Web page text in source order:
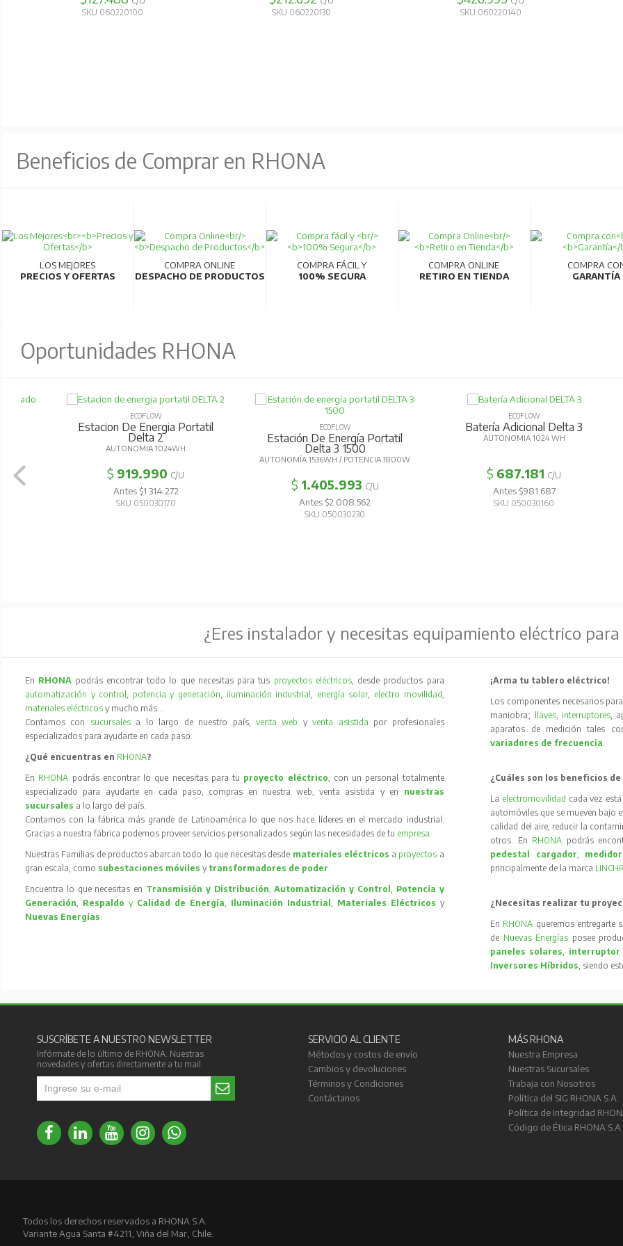
SKU 060220100
SKU 060220130
SKU 060220140
Beneficios de Comprar en RHONA
LOS MEJORES
PRECIOS Y OFERTAS
COMPRA ONLINE
DESPACHO DE PRODUCTOS
COMPRA FÁCIL Y
100% SEGURA
COMPRA ONLINE
RETIRO EN TIENDA
COMPRA
GARANTÍA
Oportunidades RHONA
Estacion De Energia Portatil
Delta 2
AUTONOMIA 1024WH
919.990 C/U
Antes $1.314.272
SKU 050030170
Estación De Energía Portatil
Delta 3 1500
AUTONOMÍA 1536WH / POTENCIA 1800W
1.405.993 C/U
Antes $2.008.562
SKU 050030230
Batería Adicional Delta 3
AUTONOMIA 1024 WH
687.181 C/U
Antes $981.687
SKU 050030160
¿Eres instalador y necesitas equipamiento eléctrico
En RHONA podrás encontrar todo lo que necesitas para tus proyectos eléctricos, desde productos para
automatización y control, potencia y generación, iluminación industrial, energía solar, electro movilidad,
materiales eléctricos y mucho más…
Contamos con sucursales a lo largo de nuestro país, venta web yventa asistida por profesionales
especializados para ayudarte en cada paso.
¿Qué encuentras en RHONA?
En RHONA podrás encontrar lo que necesitas para tu proyecto eléctrico, con un personal totalmente
especializado para ayudarte en cada paso, compras en nuestra web, venta asistida y en nuestras
sucursales a lo largo del país.
Contamos con la fábrica más grande de Latinoamérica lo que nos hace líderes en el mercado industrial.
Gracias a nuestra fábrica podemos proveer servicios personalizados según las necesidades de tu empresa.
Nuestras Familias de productos abarcan todo lo que necesitas desde materiales eléctricos a proyectos a
gran escala, como subestaciones móvilesy transformadores de poder.
Encuentra lo que necesitas en Transmisión y Distribución,Automatización y Control, Potencia y
Generación, Respaldo y Calidad de Energía, Iluminación Industrial , Materiales Eléctricos y
Nuevas Energías.
¡Arma tu tablero eléctrico!
Los componentes necesarios
maniobra;
llaves, interruptores,
aparatos de medición tales
variadores de frecuencia.
¿Cuáles son los beneficios
La electromovilidad cada vez
automóviles que se mueven bajo
calidad del aire, reducir la
otros. En RHONA podrás
pedestal cargador,
principalmente de la marca
¿Necesitas realizar tu
En RHONA queremos entregarte
de Nuevas Energías posee
paneles solares, interruptor
Inversores Híbridos, siendo
SUSCRÍBETE A NUESTRO NEWSLETTER
Infórmate de lo último de RHONA. Nuestras
novedades y ofertas directamente a tu mail.
SERVICIO AL CLIENTE
Métodos y costos de envío
Cambios y devoluciones
Términos y Condiciones
Contáctanos
MÁS RHONA
Nuestra Empresa
Nuestras Sucursales
Trabaja con Nosotros
Política del SIG RHONA S.A.
Política de Integridad
Código de Ética RHONA S.A.
Todos los derechos reservados a RHONA S.A.
Variante Agua Santa #4211, Viña del Mar, Chile.